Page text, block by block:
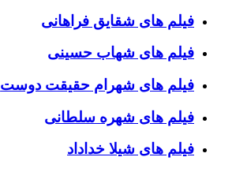
فیلم های شقایق فراهانی
فیلم های شهاب حسینی
فیلم های شهرام حقیقت دوست
فیلم های شهره سلطانی
فیلم های شیلا خداداد